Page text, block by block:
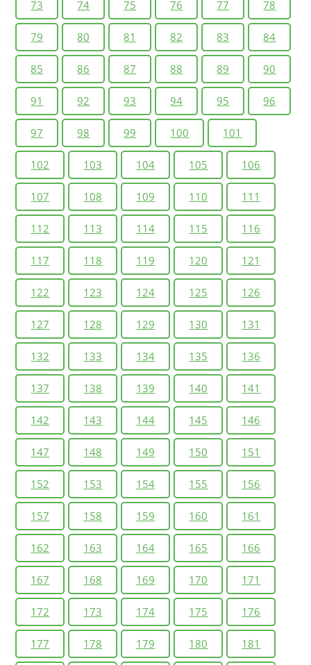
73 74 75 76 77 78
79 80 81 82 83 84
85 86 87 88 89 90
91 92 93 94 95 96
97 98 99 100 101
102 103 104 105 106
107 108 109 110 111
112 113 114 115 116
117 118 119 120 121
122 123 124 125 126
127 128 129 130 131
132 133 134 135 136
137 138 139 140 141
142 143 144 145 146
147 148 149 150 151
152 153 154 155 156
157 158 159 160 161
162 163 164 165 166
167 168 169 170 171
172 173 174 175 176
177 178 179 180 181